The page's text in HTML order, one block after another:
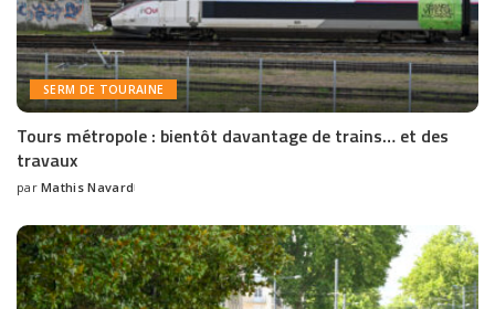
SERM DE TOURAINE
Tours métropole : bientôt davantage de trains… et des
travaux
par Mathis Navard